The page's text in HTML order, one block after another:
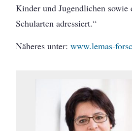
Kinder und Jugendlichen sowie
Schularten adressiert.“
Näheres unter:www.lemas-